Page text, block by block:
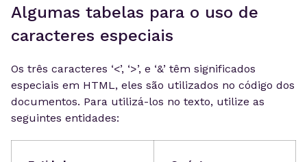
Algumas tabelas para o uso de
caracteres especiais
Os três caracteres ‘<’, ‘>’, e ‘&’ têm significados
especiais em HTML, eles são utilizados no código dos
documentos. Para utilizá-los no texto, utilize as
seguintes entidades: